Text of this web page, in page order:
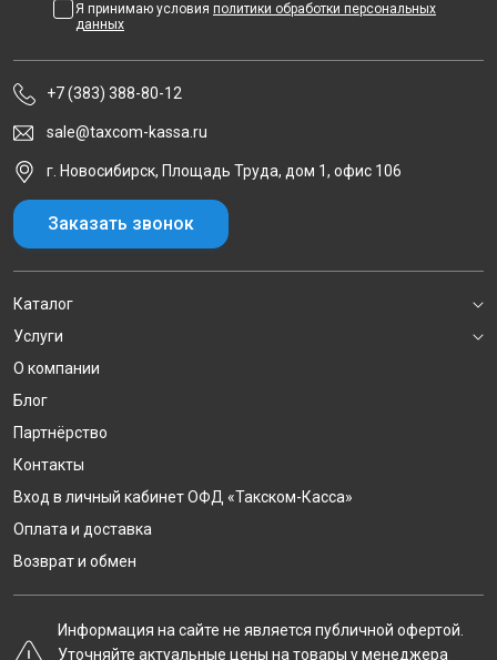
Я принимаю условия политики обработки персональных
данных
+7 (383) 388-80-12
sale@taxcom-kassa.ru
г. Новосибирск, Площадь Труда, дом 1, офис 106
Заказать звонок
Каталог
Услуги
О компании
Блог
Партнёрство
Контакты
Вход в личный кабинет ОФД «Такском-Касса»
Оплата и доставка
Возврат и обмен
Информация на сайте не является публичной офертой.
Уточняйте актуальные цены на товары у менеджера